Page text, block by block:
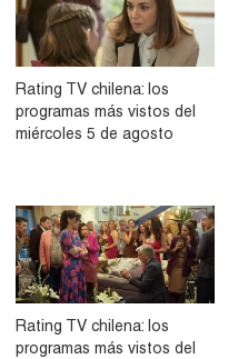
Rating TV chilena: los
programas más vistos del
miércoles 5 de agosto
Rating TV chilena: los
programas más vistos del